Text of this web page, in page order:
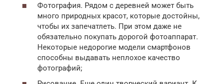
Фотография. Рядом с деревней может быть
много природных красот, которые достойны,
чтобы их запечатлеть. При этом даже не
обязательно покупать дорогой фотоаппарат.
Некоторые недорогие модели смартфонов
способны выдавать неплохое качество
фотографий;